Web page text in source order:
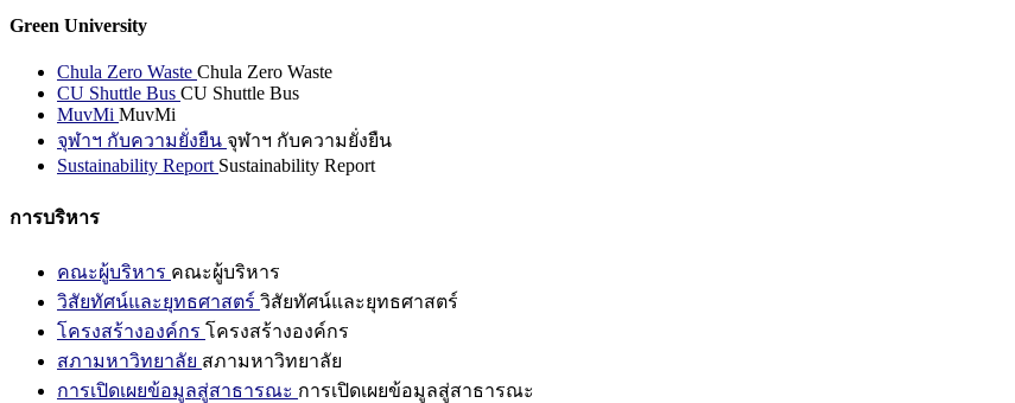
Green University
Chula Zero Waste Chula Zero Waste
CU Shuttle Bus CU Shuttle Bus
MuvMi MuvMi
จุฬาฯ กับความยั่งยืน จุฬาฯ กับความยั่งยืน
Sustainability Report Sustainability Report
การบริหาร
คณะผู้บริหาร คณะผู้บริหาร
วิสัยทัศน์และยุทธศาสตร์ วิสัยทัศน์และยุทธศาสตร์
โครงสร้างองค์กร โครงสร้างองค์กร
สภามหาวิทยาลัย สภามหาวิทยาลัย
การเปิดเผยข้อมูลสู่สาธารณะ การเปิดเผยข้อมูลสู่สาธารณะ